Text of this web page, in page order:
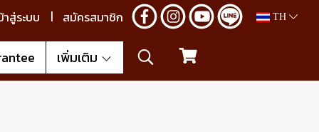
าสู่ระบบ สมัครสมาชิก TH
เพิ่มเติม